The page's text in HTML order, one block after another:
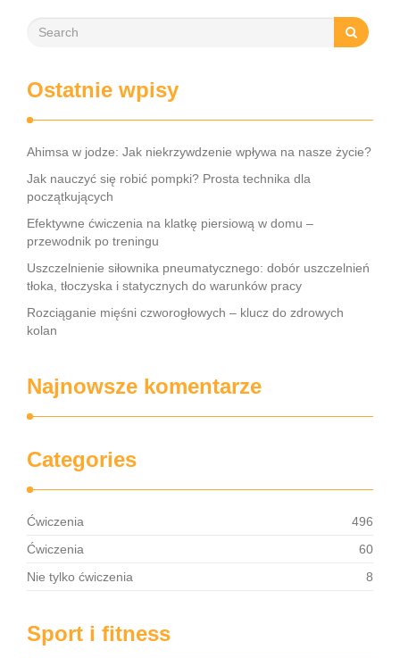
Ostatnie wpisy
Ahimsa w jodze: Jak niekrzywdzenie wpływa na nasze życie?
Jak nauczyć się robić pompki? Prosta technika dla
początkujących
Efektywne ćwiczenia na klatkę piersiową w domu –
przewodnik po treningu
Uszczelnienie siłownika pneumatycznego: dobór uszczelnień
tłoka, tłoczyska i statycznych do warunków pracy
Rozciąganie mięśni czworogłowych – klucz do zdrowych
kolan
Najnowsze komentarze
Categories
Ćwiczenia
496
Ćwiczenia
60
Nie tylko ćwiczenia
8
Sport i fitness